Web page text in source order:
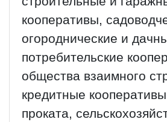
кооперативы,
огороднические и
потребительские
общества взаимного
кредитные
проката,